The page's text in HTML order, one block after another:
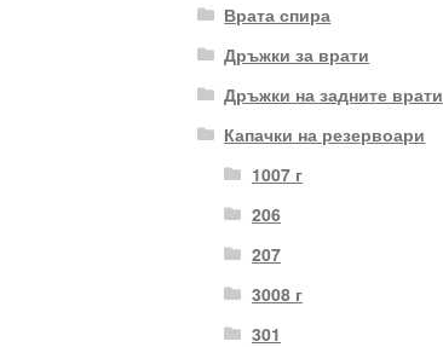
Врата спира
Дръжки за врати
Дръжки на задните врати
Капачки на резервоари
1007 г
206
207
3008 г
301